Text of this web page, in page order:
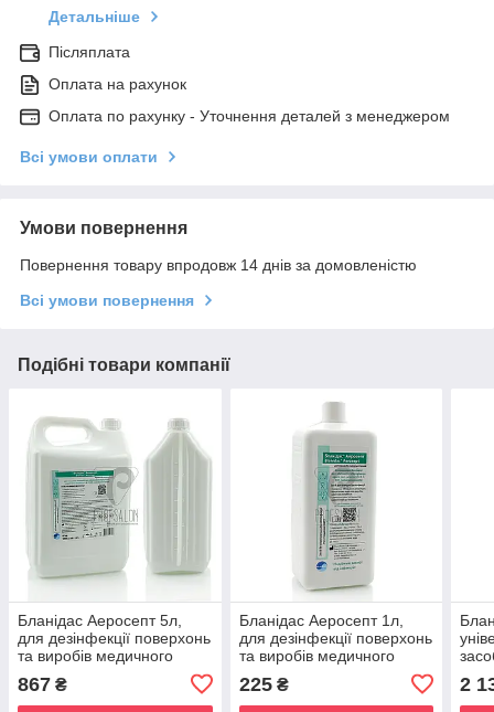
Детальніше
Післяплата
Оплата на рахунок
Оплата по рахунку - Уточнення деталей з менеджером
Всі умови оплати
Умови повернення
Повернення товару впродовж 14 днів за домовленістю
Всі умови повернення
Подібні товари компанії
Бланідас Аеросепт 5л,
для дезінфекції поверхонь
та виробів медичного
867 ₴
Бланідас Аеросепт 1л,
для дезінфекції поверхонь
та виробів медичного
225₴ 2